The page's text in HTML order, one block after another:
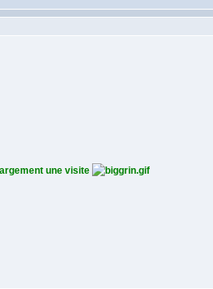
une visite